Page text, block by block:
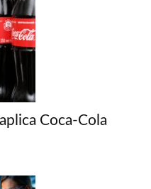
Coca-Cola